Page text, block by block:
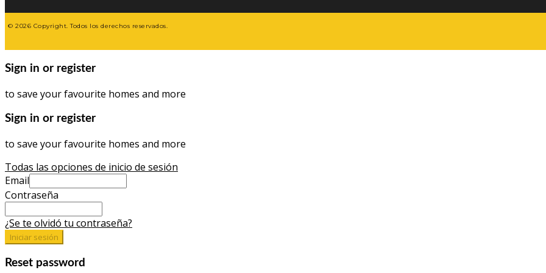
© 2026 Copyright. Todos los derechos reservados.
Sign in or register
to save your favourite homes and more
Sign in or register
to save your favourite homes and more
Todas las opciones de inicio de sesión
Email
Contraseña
¿Se te olvidó tu contraseña?
Iniciar sesión
Reset password